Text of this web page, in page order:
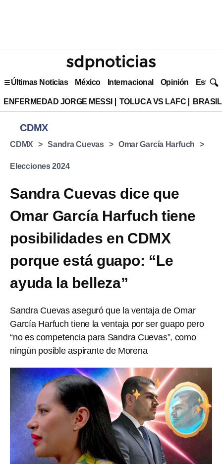
Últimas Noticias México Internacional Opinión Estilo
ENFERMEDAD JORGE MESSI TOLUCA VS LAFC
CDMX
CDMX Sandra Cuevas Omar García Harfuch
Elecciones 2024
Sandra Cuevas dice que
Omar García Harfuch tiene
posibilidades en CDMX
porque está guapo: “Le
ayuda la belleza”
Sandra Cuevas aseguró que la ventaja de Omar
García Harfuch tiene la ventaja por ser guapo pero
“no es competencia para Sandra Cuevas”, como
ningún posible aspirante de Morena